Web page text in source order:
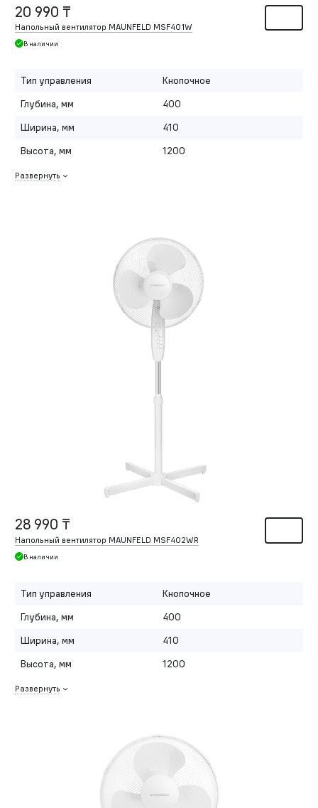
20 990 ₸
Напольный вентилятор MAUNFELD MSF401W
В наличии
Тип управления
Кнопочное
Глубина, мм
400
Ширина, мм
410
Высота, мм
1200
Развернуть
28 990 ₸
Напольный вентилятор MAUNFELD MSF402WR
В наличии
Тип управления
Кнопочное
Глубина, мм
400
Ширина, мм
410
Высота, мм
1200
Развернуть